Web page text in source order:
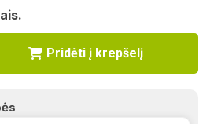
Pridėti į krepšelį